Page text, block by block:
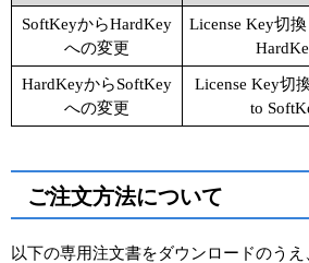
SoftKeyからHardKey
への変更
License Key切
HardKeyからSoftKey
への変更
License Key切
to
ご注文方法について
以下の専用注文書をダウンロードのう